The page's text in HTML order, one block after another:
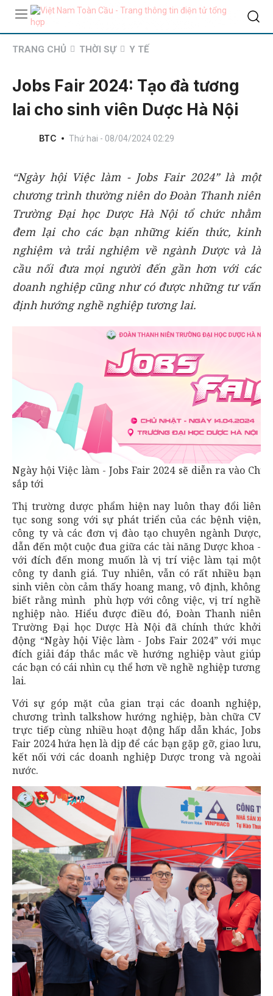
TRANG CHỦ THỜI SỰ Y TẾ
Jobs Fair 2024: Tạo đà tương
lai cho sinh viên Dược Hà Nội
BTC Thứ hai - 08/04/2024 02:29
“Ngày hội Việc làm - Jobs Fair 2024” là một
chương trình thường niên do Đoàn Thanh niên
Trường Đại học Dược Hà Nội tổ chức nhằm
đem lại cho các bạn những kiến thức, kinh
nghiệm và trải nghiệm về ngành Dược và là
cầu nối đưa mọi người đến gần hơn với các
doanh nghiệp cũng như có được những tư vấn
định hướng nghề nghiệp tương lai.
Ngày hội Việc làm - Jobs Fair 2024 sẽ diễn ra vào Chủ
sắp tới
Thị trường dược phẩm hiện nay luôn thay đổi liên
tục song song với sự phát triển của các bệnh viện,
công ty và các đơn vị đào tạo chuyên ngành Dược,
dẫn đến một cuộc đua giữa các tài năng Dược khoa -
với đích đến mong muốn là vị trí việc làm tại một
công ty danh giá. Tuy nhiên, vẫn có rất nhiều bạn
sinh viên còn cảm thấy hoang mang, vô định, không
biết rằng mình phù hợp với công việc, vị trí nghề
nghiệp nào. Hiểu được điều đó, Đoàn Thanh niên
Trường Đại học Dược Hà Nội đã chính thức khởi
động “Ngày hội Việc làm - Jobs Fair 2024” với mục
đích giải đáp thắc mắc về hướng nghiệp vàut giúp
các bạn có cái nhìn cụ thể hơn về nghề nghiệp tương
lai.
Với sự góp mặt của gian trại các doanh nghiệp,
chương trình talkshow hướng nghiệp, bàn chữa CV
trực tiếp cùng nhiều hoạt động hấp dẫn khác, Jobs
Fair 2024 hứa hẹn là dịp để các bạn gặp gỡ, giao lưu,
kết nối với các doanh nghiệp Dược trong và ngoài
nước.